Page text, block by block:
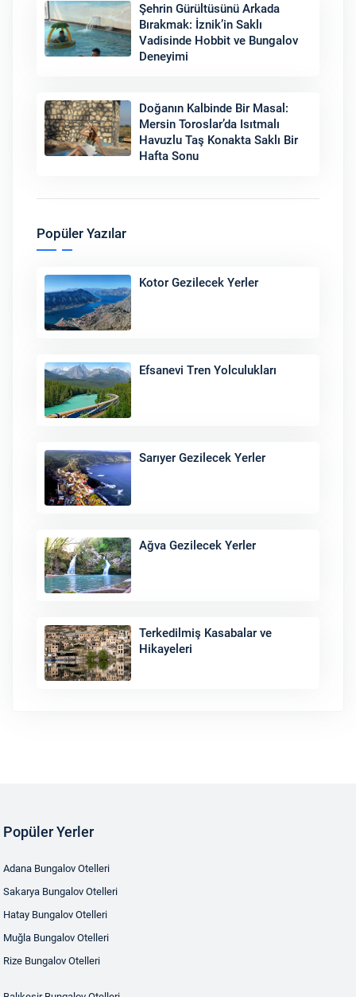
Şehrin Gürültüsünü Arkada
Bırakmak: İznik’in Saklı
Vadisinde Hobbit ve Bungalov
Deneyimi
Doğanın Kalbinde Bir Masal:
Mersin Toroslar’da Isıtmalı
Havuzlu Taş Konakta Saklı Bir
Hafta Sonu
Popüler Yazılar
Kotor Gezilecek Yerler
Efsanevi Tren Yolculukları
Sarıyer Gezilecek Yerler
Ağva Gezilecek Yerler
Terkedilmiş Kasabalar ve
Hikayeleri
Popüler Yerler
Adana Bungalov Otelleri
Sakarya Bungalov Otelleri
Hatay Bungalov Otelleri
Muğla Bungalov Otelleri
Rize Bungalov Otelleri